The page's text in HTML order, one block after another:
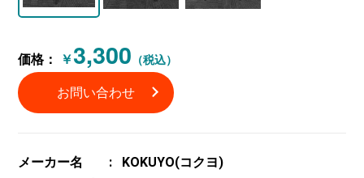
価格： ￥3,300 （税込）
お問い合わせ
メーカー名
KOKUYO(コクヨ)